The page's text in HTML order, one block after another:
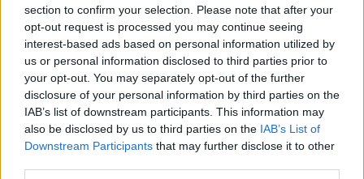
section to confirm your selection. Please note that after your
opt-out request is processed you may continue seeing
interest-based ads based on personal information utilized by
us or personal information disclosed to third parties prior to
your opt-out. You may separately opt-out of the further
disclosure of your personal information by third parties on the
IAB’s list of downstream participants. This information may
also be disclosed by us to third parties on the IAB’s List of
Downstream Participants that may further disclose it to other
Κίνδυνος πυρκαγιάς: Κλειστός ο λόφος
Φινόπουλου από σήμερα τα μεσάνυχτα – Η
έκκληση του Δήμου Αθηναίων